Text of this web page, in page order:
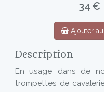
34 €
Ajouter
Description
En usage dans de
trompettes de